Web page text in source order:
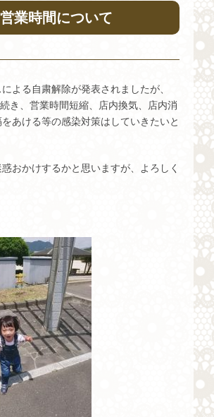
日:
営業時間について
よる自粛解除が発表されましたが、
き、営業時間短縮、店内換気、店内消
あける等の感染対策はしていきたいと
おかけするかと思いますが、よろしく